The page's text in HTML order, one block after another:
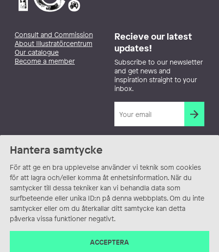
Hantera samtycke
För att ge en bra upplevelse använder vi teknik som cookies
för att lagra och/eller komma åt enhetsinformation. När du
samtycker till dessa tekniker kan vi behandla data som
surfbeteende eller unika ID:n på denna webbplats. Om du inte
samtycker eller om du återkallar ditt samtycke kan detta
påverka vissa funktioner negativt.
ACCEPTERA
Consult and Commission
About Illustratörcentrum
Our catalogue
Become a member
Recieve our latest
updates!
Subscribe to our newsletter
and get news and
inspiration straight to your
inbox.